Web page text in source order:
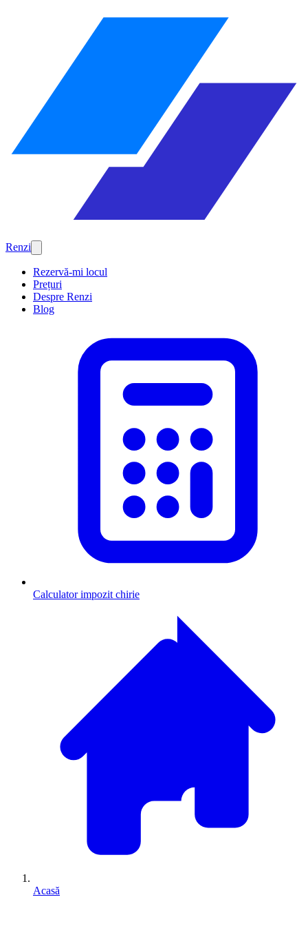
Renzi
Rezervă-mi locul
Prețuri
Despre Renzi
Blog
Calculator impozit chirie
Acasă